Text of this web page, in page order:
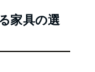
家具の選